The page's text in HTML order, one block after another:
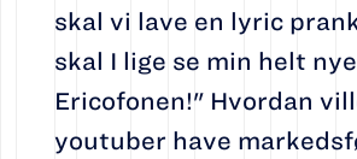
skal vi lave en lyric
skal I lige se min helt
Ericofonen!" Hvordan
youtuber have